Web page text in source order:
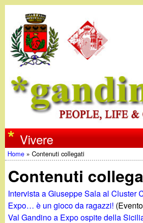
w
w
w
.
Vivere
Tu
sei
qui
Home »Contenuti collegati
Contenuti
Intervista a Giuseppe Sala al Cluster
Expo… è un gioco da ragazzi!
Val Gandino a Expo ospite della